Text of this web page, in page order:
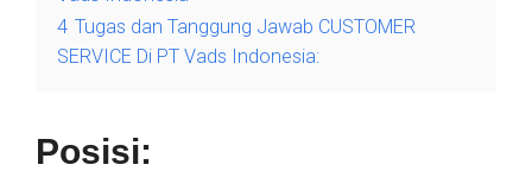
4 Tugas dan Tanggung Jawab CUSTOMER
SERVICE Di PT Vads Indonesia:
Posisi: